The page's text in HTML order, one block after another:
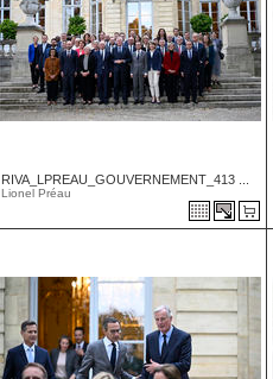
RIVA_LPREAU_GOUVERNEMENT_413 ...
Lionel Préau